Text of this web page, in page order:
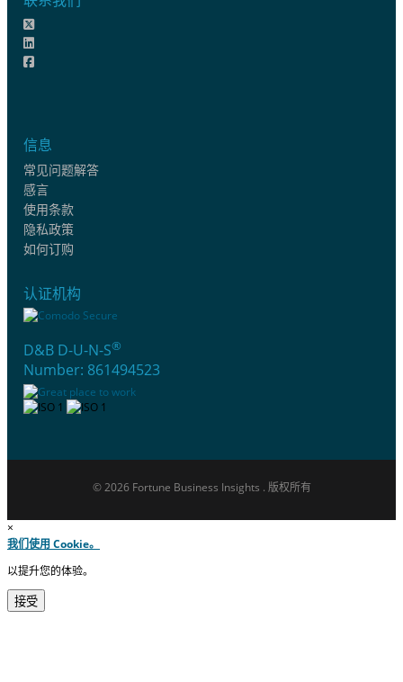
信息
常见问题解答
感言
使用条款
隐私政策
如何订购
认证机构
D&B D-U-N-S®
Number: 861494523
© 2026 Fortune Business Insights . 版权所有
×
我们使用 Cookie。
以提升您的体验。
接受